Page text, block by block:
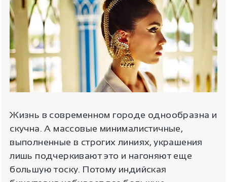
Жизнь в современном городе однообразна и
скучна. А массовые минималистичные,
выполненные в строгих линиях, украшения
лишь подчеркивают это и нагоняют еще
большую тоску. Потому индийская